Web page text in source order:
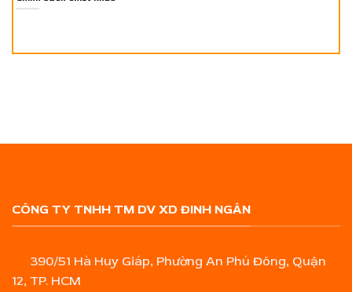
CÔNG TY TNHH TM DV XD ĐINH NGÂN
390/51 Hà Huy Giáp, Phường An Phú Đông, Quận
12, TP. HCM